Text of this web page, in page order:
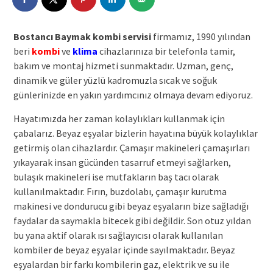
Bostancı Baymak kombi servisifirmamız, 1990 yılından
beri kombive klima cihazlarınıza bir telefonla tamir,
bakım ve montaj hizmeti sunmaktadır. Uzman, genç,
dinamik ve güler yüzlü kadromuzla sıcak ve soğuk
günlerinizde en yakın yardımcınız olmaya devam ediyoruz.
Hayatımızda her zaman kolaylıkları kullanmak için
çabalarız. Beyaz eşyalar bizlerin hayatına büyük kolaylıklar
getirmiş olan cihazlardır. Çamaşır makineleri çamaşırları
yıkayarak insan gücünden tasarruf etmeyi sağlarken,
bulaşık makineleri ise mutfakların baş tacı olarak
kullanılmaktadır. Fırın, buzdolabı, çamaşır kurutma
makinesi ve dondurucu gibi beyaz eşyaların bize sağladığı
faydalar da saymakla bitecek gibi değildir. Son otuz yıldan
bu yana aktif olarak ısı sağlayıcısı olarak kullanılan
kombiler de beyaz eşyalar içinde sayılmaktadır. Beyaz
eşyalardan bir farkı kombilerin gaz, elektrik ve su ile